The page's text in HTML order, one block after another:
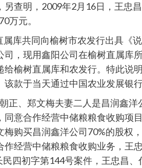
查明，2009年2月16日，王忠
万元。
库共同向榆树市农发行出具《
，现用鑫阳公司在榆树直属
榆树直属库和农发行。特此
款于当天通过中国农业发展银
正、郑文梅夫妻二人是昌润鑫
意合作经营中储粮粮食收购
购买昌润鑫洋公司70%的股权
经营中储粮粮食收购业务，
四初字第144号案件，王忠昌